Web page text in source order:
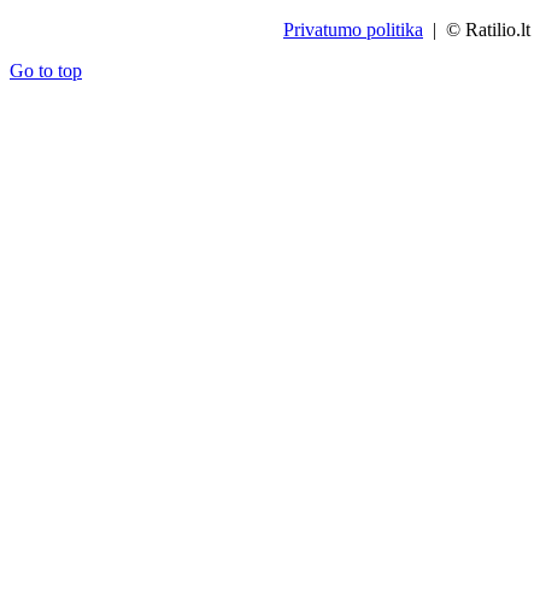
Privatumo politika | © Ratilio.lt
Go to top